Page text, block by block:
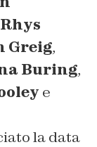
Rhys
Greig,
Buring,
e
la data